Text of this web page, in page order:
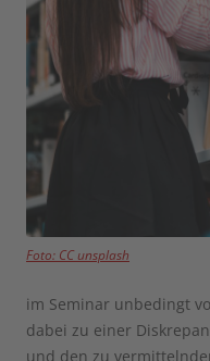
Foto: CC unsplash
im Seminar unbedingt
dabei zu einer
und den zu